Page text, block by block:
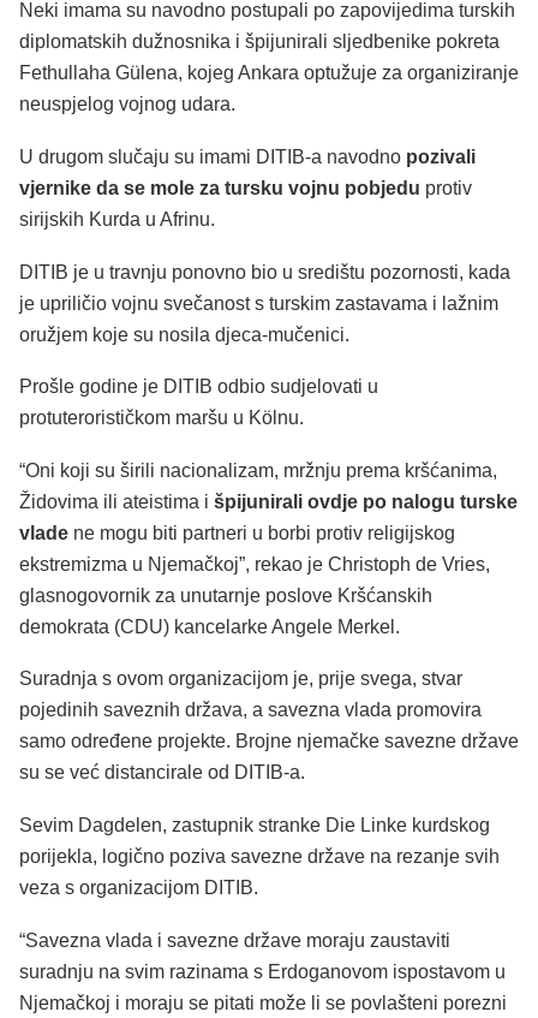
Neki imama su navodno postupali po zapovijedima turskih
diplomatskih dužnosnika i špijunirali sljedbenike pokreta
Fethullaha Gülena, kojeg Ankara optužuje za organiziranje
neuspjelog vojnog udara.
U drugom slučaju su imami DITIB-a navodno pozivali
vjernike da se mole za tursku vojnu pobjedu protiv
sirijskih Kurda u Afrinu.
DITIB je u travnju ponovno bio u središtu pozornosti, kada
je upriličio vojnu svečanost s turskim zastavama i lažnim
oružjem koje su nosila djeca-mučenici.
Prošle godine je DITIB odbio sudjelovati u
protuterorističkom maršu u Kölnu.
“Oni koji su širili nacionalizam, mržnju prema kršćanima,
Židovima ili ateistima i špijunirali ovdje po nalogu turske
vlade ne mogu biti partneri u borbi protiv religijskog
ekstremizma u Njemačkoj”, rekao je Christoph de Vries,
glasnogovornik za unutarnje poslove Kršćanskih
demokrata (CDU) kancelarke Angele Merkel.
Suradnja s ovom organizacijom je, prije svega, stvar
pojedinih saveznih država, a savezna vlada promovira
samo određene projekte. Brojne njemačke savezne države
su se već distancirale od DITIB-a.
Sevim Dagdelen, zastupnik stranke Die Linke kurdskog
porijekla, logično poziva savezne države na rezanje svih
veza s organizacijom DITIB.
“Savezna vlada i savezne države moraju zaustaviti
suradnju na svim razinama s Erdoganovom ispostavom u
Njemačkoj i moraju se pitati može li se povlašteni porezni